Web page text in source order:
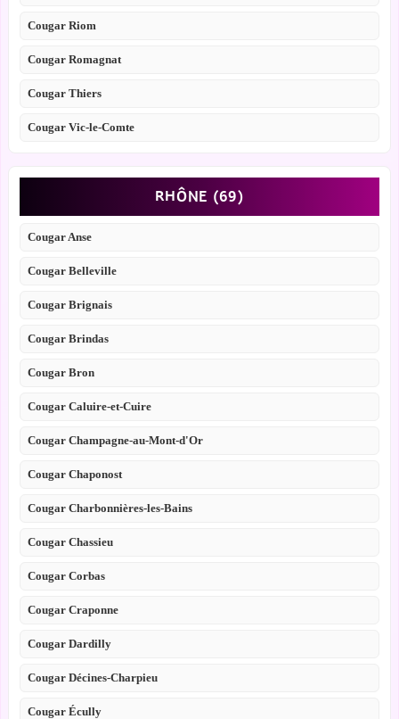
Cougar Riom
Cougar Romagnat
Cougar Thiers
Cougar Vic-le-Comte
RHÔNE (69)
Cougar Anse
Cougar Belleville
Cougar Brignais
Cougar Brindas
Cougar Bron
Cougar Caluire-et-Cuire
Cougar Champagne-au-Mont-d'Or
Cougar Chaponost
Cougar Charbonnières-les-Bains
Cougar Chassieu
Cougar Corbas
Cougar Craponne
Cougar Dardilly
Cougar Décines-Charpieu
Cougar Écully